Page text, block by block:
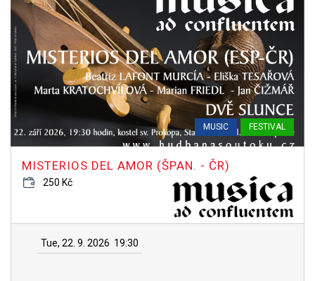
MUSIC FESTIVAL
MISTERIOS DEL AMOR (ŠPAN. - ČR)
250 Kč
Tue, 22. 9. 2026 19:30